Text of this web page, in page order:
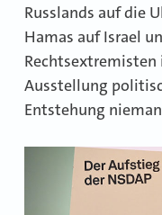
Russlands auf die
Hamas auf Israel
Rechtsextremisten
Ausstellung
Entstehung